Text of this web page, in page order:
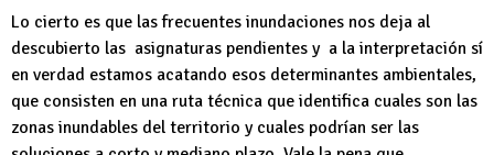
Lo cierto es que las frecuentes inundaciones nos deja al
descubierto las asignaturas pendientes y a la interpretación sí
en verdad estamos acatando esos determinantes ambientales,
que consisten en una ruta técnica que identifica cuales son las
zonas inundables del territorio y cuales podrían ser las